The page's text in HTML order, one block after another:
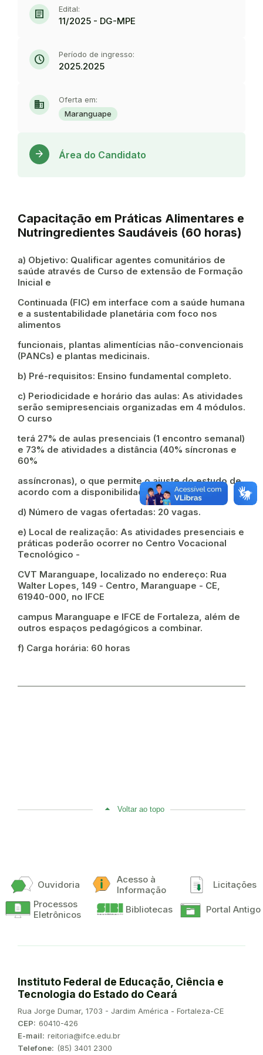
article Edital:
11/2025 - DG-MPE
schedule Período de ingresso:
2025.2025
domain
Oferta em:
Maranguape
arrow_forward Área do Candidato
Capacitação em Práticas Alimentares e
Nutringredientes Saudáveis (60 horas)
a) Objetivo: Qualificar agentes comunitários de
saúde através de Curso de extensão de Formação
Inicial e
Continuada (FIC) em interface com a saúde humana
e a sustentabilidade planetária com foco nos
alimentos
funcionais, plantas alimentícias não-convencionais
(PANCs) e plantas medicinais.
b) Pré-requisitos: Ensino fundamental completo.
c) Periodicidade e horário das aulas: As atividades
serão semipresenciais organizadas em 4 módulos.
O curso
terá 27% de aulas presenciais (1 encontro semanal)
e 73% de atividades a distância (40% síncronas e
60%
assíncronas), o que permite o ajuste do estudo de
acordo com a disponibilidade do aluno.
d) Número de vagas ofertadas: 20 vagas.
e) Local de realização: As atividades presenciais e
práticas poderão ocorrer no Centro Vocacional
Tecnológico -
CVT Maranguape, localizado no endereço: Rua
Walter Lopes, 149 - Centro, Maranguape - CE,
61940-000, no IFCE
campus Maranguape e IFCE de Fortaleza, além de
outros espaços pedagógicos a combinar.
f) Carga horária: 60 horas
Voltar ao topo
Ouvidoria
Acesso à
Informação
Licitações
Processos
Eletrônicos
Bibliotecas Portal Antigo
Instituto Federal de Educação, Ciência e
Tecnologia do Estado do Ceará
Endereço:
Rua Jorge Dumar, 1703 - Jardim América - Fortaleza-CE
CEP: 60410-426
E-mail: reitoria@ifce.edu.br
Telefone: (85) 3401 2300